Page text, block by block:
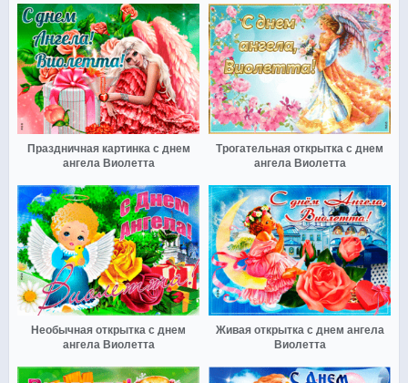
Праздничная картинка с днем
ангела Виолетта
Трогательная открытка с днем
ангела Виолетта
Необычная открытка с днем
ангела Виолетта
Живая открытка с днем ангела
Виолетта